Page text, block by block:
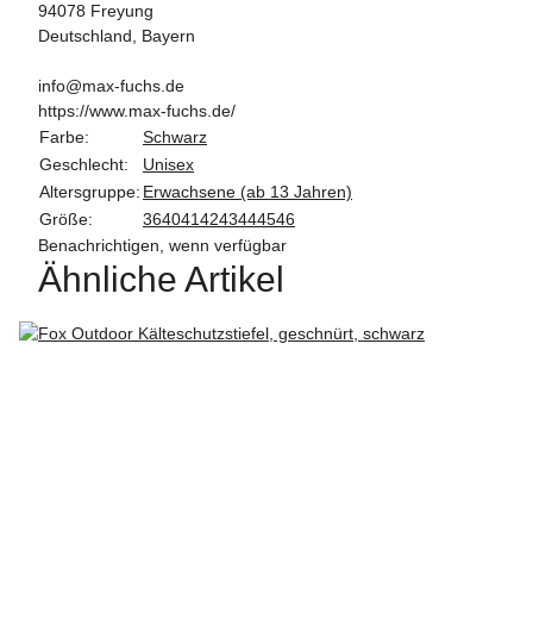
94078 Freyung
Deutschland, Bayern
info@max-fuchs.de
https://www.max-fuchs.de/
Farbe:
Schwarz
Geschlecht:
Unisex
Altersgruppe: Erwachsene (ab 13 Jahren)
Größe:
3640414243444546
Benachrichtigen, wenn verfügbar
Ähnliche Artikel